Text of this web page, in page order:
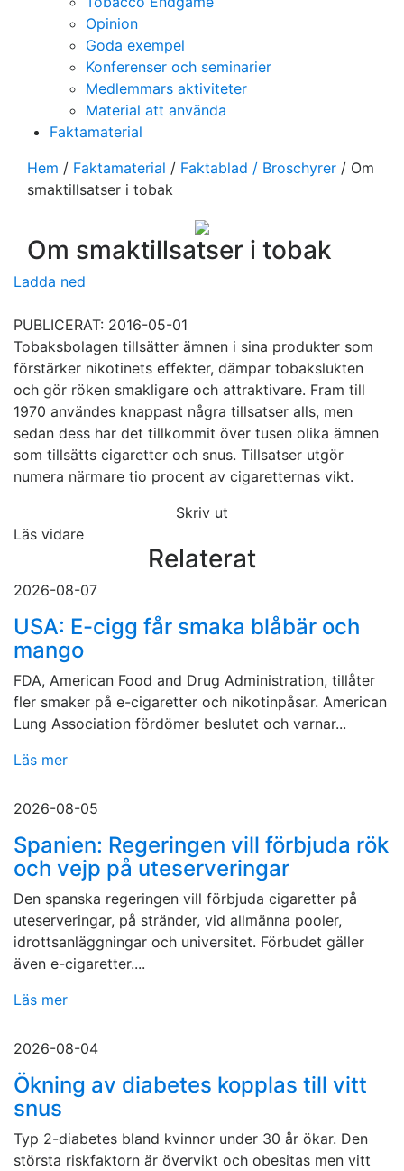
Opinion
Goda exempel
Konferenser och seminarier
Medlemmars aktiviteter
Material att använda
Faktamaterial
Hem / Faktamaterial / Faktablad / Broschyrer / Om
smaktillsatser i tobak
Om smaktillsatser i tobak
Ladda ned
PUBLICERAT: 2016-05-01
Tobaksbolagen tillsätter ämnen i sina produkter som
förstärker nikotinets effekter, dämpar tobakslukten
och gör röken smakligare och attraktivare. Fram till
1970 användes knappast några tillsatser alls, men
sedan dess har det tillkommit över tusen olika ämnen
som tillsätts cigaretter och snus. Tillsatser utgör
numera närmare tio procent av cigaretternas vikt.
Skriv ut
Läs vidare
Relaterat
2026-08-07
USA: E-cigg får smaka blåbär och
mango
FDA, American Food and Drug Administration, tillåter
fler smaker på e-cigaretter och nikotinpåsar. American
Lung Association fördömer beslutet och varnar...
Läs mer
2026-08-05
Spanien: Regeringen vill förbjuda rök
och vejp på uteserveringar
Den spanska regeringen vill förbjuda cigaretter på
uteserveringar, på stränder, vid allmänna pooler,
idrottsanläggningar och universitet. Förbudet gäller
även e-cigaretter....
Läs mer
2026-08-04
Ökning av diabetes kopplas till vitt
snus
Typ 2-diabetes bland kvinnor under 30 år ökar. Den
största riskfaktorn är övervikt och obesitas men vitt